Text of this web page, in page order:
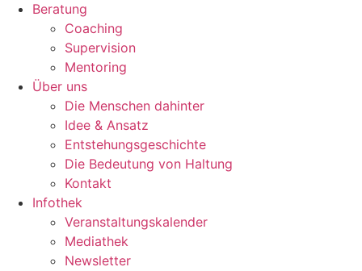
Beratung
Coaching
Supervision
Mentoring
Über uns
Die Menschen dahinter
Idee & Ansatz
Entstehungsgeschichte
Die Bedeutung von Haltung
Kontakt
Infothek
Veranstaltungskalender
Mediathek
Newsletter